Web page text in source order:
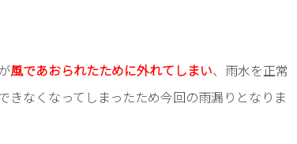
風であおられたために外れてしまい、雨水を正常
きなくなってしまったため今回の雨漏りとなりま